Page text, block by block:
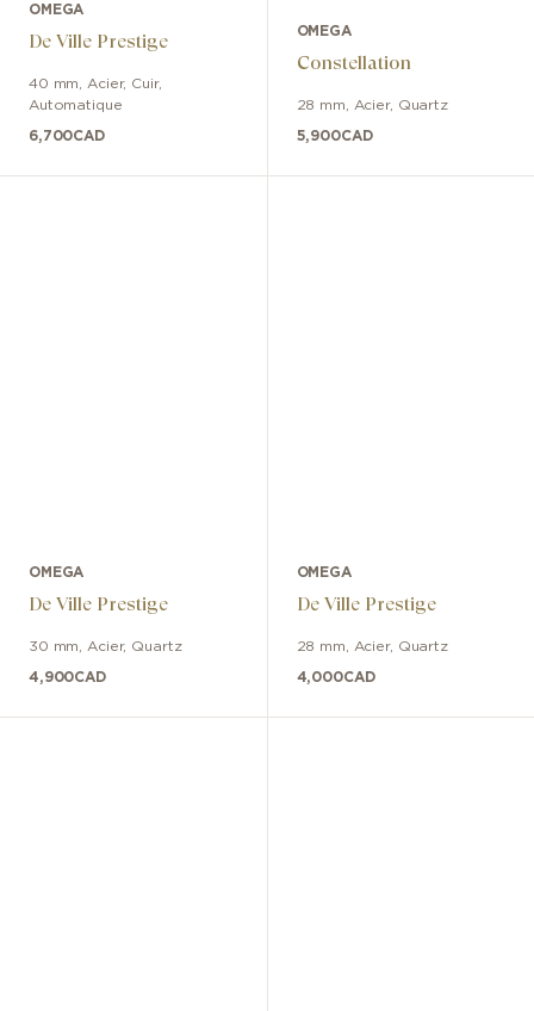
OMEGA
De Ville Prestige
40 mm Acier, Cuir,
Automatique
6,700CAD
OMEGA
Constellation
28 mm Acier, Quartz
5,900CAD
OMEGA
De Ville Prestige
30 mm Acier, Quartz
4,900CAD
OMEGA
De Ville Prestige
28 mm Acier, Quartz
4,000CAD